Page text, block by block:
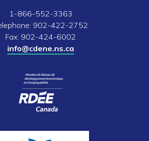
1-866-552-3363
902-422-2752
Fax: 902-424-6002
info@cdene.ns.ca